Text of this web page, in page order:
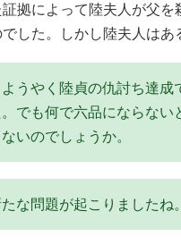
拠によって陸夫人が父を
した。しかし陸夫人はあ
うやく陸貞の仇討ち達成
でも何で六品にならない
いのでしょうか。
な問題が起こりましたね。